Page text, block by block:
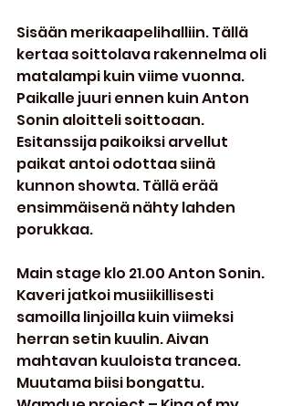
Sisään merikaapelihalliin. Tällä
kertaa soittolava rakennelma oli
matalampi kuin viime vuonna.
Paikalle juuri ennen kuin Anton
Sonin aloitteli soittoaan.
Esitanssija paikoiksi arvellut
paikat antoi odottaa siinä
kunnon showta. Tällä erää
ensimmäisenä nähty lahden
porukkaa.
Main stage klo 21.00 Anton Sonin.
Kaveri jatkoi musiikillisesti
samoilla linjoilla kuin viimeksi
herran setin kuulin. Aivan
mahtavan kuuloista trancea.
Muutama biisi bongattu.